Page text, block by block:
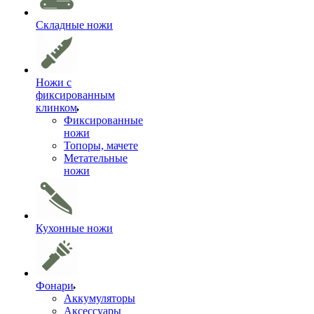
Складные ножи
Ножи с
фиксированным
клинком
Фиксированные
ножи
Топоры, мачете
Метательные
ножи
Кухонные ножи
Фонари
Аккумуляторы
Аксессуары